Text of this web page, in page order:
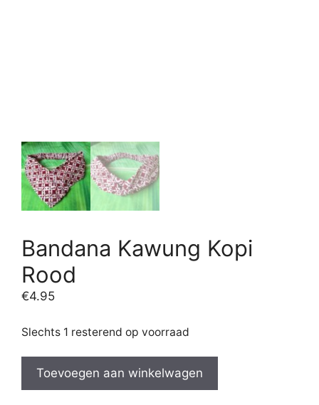
Bandana Kawung Kopi
Rood
€4.95
Slechts 1 resterend op voorraad
Kawung
Toevoegen aan winkelwagen